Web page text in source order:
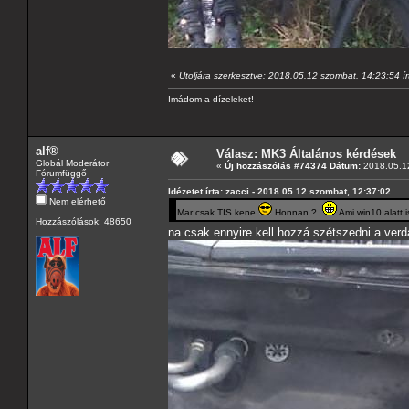
« Utoljára szerkesztve: 2018.05.12 szombat, 14:23:54
Imádom a dízeleket!
alf®
Globál Moderátor
Fórumfüggő
Nem elérhető
Hozzászólások: 48650
Válasz: MK3 Általános kérdések
« Új hozzászólás #74374 Dátum:
Idézetet írta: zacci - 2018.05.12 szombat, 12:37:02
Mar csak TIS kene Honnan ? Ami win10 alatt
na.csak ennyire kell hozzá szétszedni a